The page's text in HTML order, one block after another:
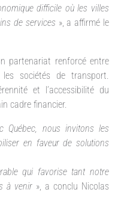
difficile où les villes
de services », a affirmé le
partenariat renforcé entre
les sociétés de transport.
et l’accessibilité du
cadre financier.
Québec, nous invitons les
en faveur de solutions
qui favorise tant notre
à venir», a conclu Nicolas